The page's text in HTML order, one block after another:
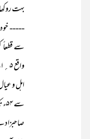
بہت
----- خود
سے قطعاً